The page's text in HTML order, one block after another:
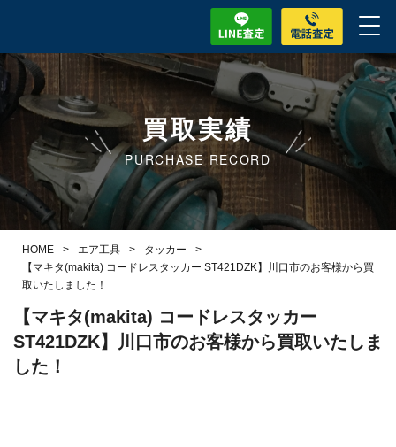
買取実績
PURCHASE RECORD
HOME > エア工具 > タッカー
>
【マキタ(makita) コードレスタッカー ST421DZK】川口市のお客様から買
取いたしました！
【マキタ(makita) コードレスタッカー
ST421DZK】川口市のお客様から買取いたしま
した！